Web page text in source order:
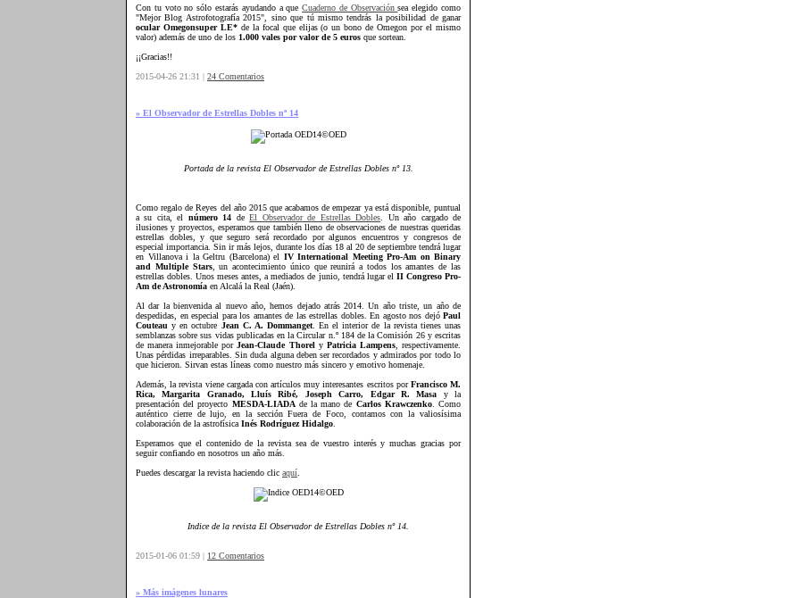
Con tu voto no sólo estarás ayudando a queCuaderno de Observaciónsea elegido como
"Mejor Blog Astrofotografía 2015", sino que tú mismo tendrás la posibilidad de ganar
ocular Omegonsuper LE*de la focal que elijas (o un bono de Omegon por el mismo
valor) además de uno de los 1.000 vales por valor de 5 euros que sortean.
¡¡Gracias!!
2015-04-26 21:31 | 24 Comentarios
» El Observador de Estrellas Dobles nº 14
Portada de la revista El Observador de Estrellas Dobles nº 13.
Como regalo de Reyes del año 2015 que acabamos de empezar ya está disponible, puntual
a su cita, el número 14 deEl Observador de Estrellas Dobles . Un año cargado de
ilusiones y proyectos, esperamos que también lleno de observaciones de nuestras queridas
estrellas dobles, y que seguro será recordado por algunos encuentros y congresos de
especial importancia. Sin ir más lejos, durante los días 18 al 20 de septiembre tendrá lugar
en Villanova i la Geltru (Barcelona) el IV International Meeting Pro-Am on Binary
and Multiple Stars, un acontecimiento único que reunirá a todos los amantes de las
estrellas dobles. Unos meses antes, a mediados de junio, tendrá lugar el II Congreso Pro-
Am de Astronomía en Alcalá la Real (Jaén).
Al dar la bienvenida al nuevo año, hemos dejado atrás 2014. Un año triste, un año de
despedidas, en especial para los amantes de las estrellas dobles. En agosto nos dejó Paul
Couteau y en octubre Jean C. A. Dommanget. En el interior de la revista tienes unas
semblanzas sobre sus vidas publicadas en la Circular n.º 184 de la Comisión 26 y escritas
de manera inmejorable porJean-Claude Thorely Patricia Lampens, respectivamente.
Unas pérdidas irreparables. Sin duda alguna deben ser recordados y admirados por todo lo
que hicieron. Sirvan estas líneas como nuestro más sincero y emotivo homenaje.
Además, la revista viene cargada con artículos muy interesantes escritos porFrancisco M.
Rica, Margarita Granado, Lluís Ribé, Joseph Carro, Edgar R. Masa y la
presentación del proyecto MESDA-LIADAde la mano de Carlos Krawczenko. Como
auténtico cierre de lujo, en la sección Fuera de Foco, contamos con la valiosísima
colaboración de la astrofísica Inés Rodríguez Hidalgo
Esperamos que el contenido de la revista sea de vuestro interés y muchas gracias por
seguir confiando en nosotros un año más.
Puedes descargar la revista haciendo clic aquí
Indice de la revista El Observador de Estrellas Dobles nº 14.
2015-01-06 01:59 | 12 Comentarios
» Más imágenes lunares